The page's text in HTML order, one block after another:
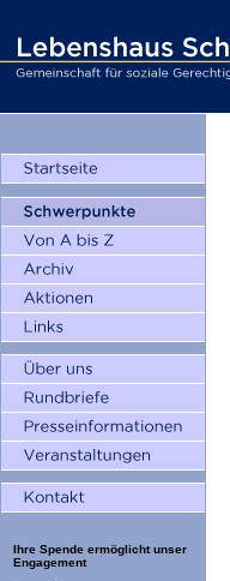
Ihre Spende ermöglicht unser
Engagement